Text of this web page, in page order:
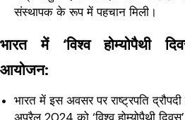
संस्थापक के रूप में पहचान मिली।
भारत में ‘विश्व होम्योपैथी
आयोजन:
भारत में इस अवसर पर राष्ट्रपति द्रौपदी